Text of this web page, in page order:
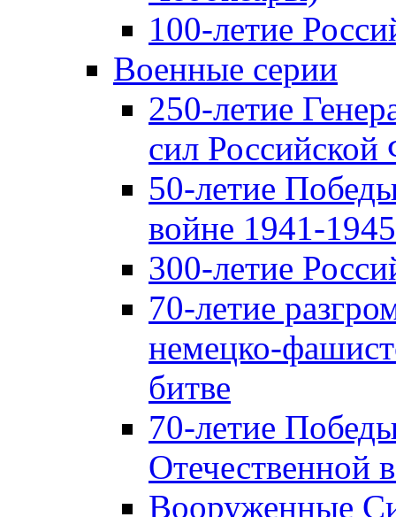
100-летие
Военные серии
250-летие
сил Российской
50-летие
войне 1941-1945
300-летие
70-летие
немецко-
битве
70-летие
Отечественной
Вооруженные